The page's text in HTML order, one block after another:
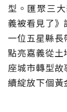
型。匯聚三
義被看見了
一位五星縣長
點亮嘉義從
座城市轉型
續綻放下個黃